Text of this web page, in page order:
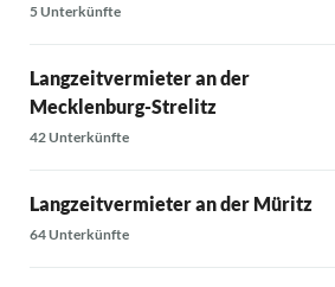
5 Unterkünfte
Langzeitvermieter an der
Mecklenburg-Strelitz
42 Unterkünfte
Langzeitvermieter an der Müritz
64 Unterkünfte